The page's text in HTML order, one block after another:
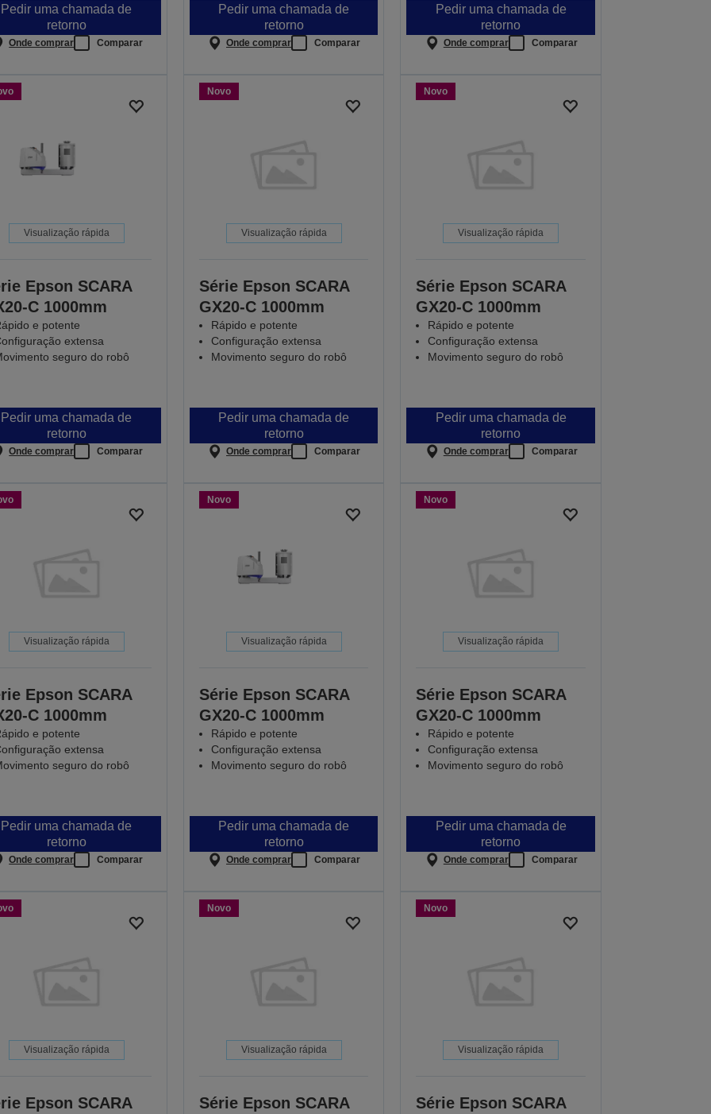
Pedir uma chamada de
retorno
Onde comprar Comparar
Pedir uma chamada de
retorno
Onde comprar Comparar
Pedir uma chamada de
retorno
Onde comprar Comparar
Visualização rápida
Epson SCARA
C 1000mm
e potente
extensa
seguro do robô
Pedir uma chamada de
retorno
Onde comprar Comparar
Novo
Visualização rápida
Série Epson SCARA
GX20-C 1000mm
Rápido e potente
Configuração extensa
Movimento seguro do robô
Pedir uma chamada de
retorno
Onde comprar Comparar
Novo
Visualização rápida
Série Epson SCARA
GX20-C 1000mm
Rápido e potente
Configuração extensa
Movimento seguro do robô
Pedir uma chamada de
retorno
Onde comprar Comparar
Visualização rápida
Epson SCARA
C 1000mm
e potente
extensa
seguro do robô
Pedir uma chamada de
retorno
Onde comprar Comparar
Novo
Visualização rápida
Série Epson SCARA
GX20-C 1000mm
Rápido e potente
Configuração extensa
Movimento seguro do robô
Pedir uma chamada de
retorno
Onde comprar Comparar
Novo
Visualização rápida
Série Epson SCARA
GX20-C 1000mm
Rápido e potente
Configuração extensa
Movimento seguro do robô
Pedir uma chamada de
retorno
Onde comprar Comparar
Visualização rápida
Epson SCARA
Novo
Visualização rápida
Série Epson SCARA
Novo
Visualização rápida
Série Epson SCARA